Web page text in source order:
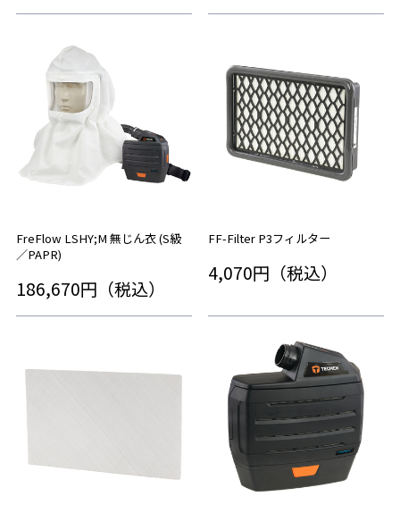
FreFlow LSHY;M 無じん衣 (S級
／PAPR)
186,670円（税込）
FF-Filter P3フィルター
4,070円（税込）